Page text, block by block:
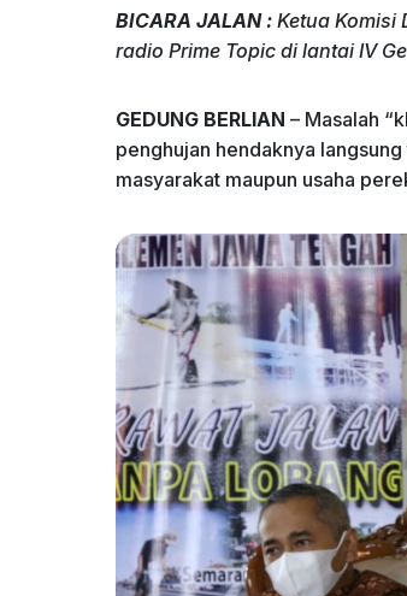
c
b
o
o
k
k
dI
n
at
A
p
p
e
a
m
BICARA JALAN : Ketua Komisi
radio Prime Topic di lantai IV
GEDUNG BERLIAN – Masalah
penghujan hendaknya
masyarakat maupun usaha